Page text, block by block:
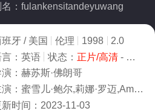
名：fulankensitandeyuwang
牙 / 美国 伦理 1998
2.0
： 英语 状态： 正片/高清- 免费在线观看
： 赫苏斯·佛朗哥
： 蜜雪儿·鲍尔,莉娜·罗迈,Amber,Newman
时间： 2023-11-03